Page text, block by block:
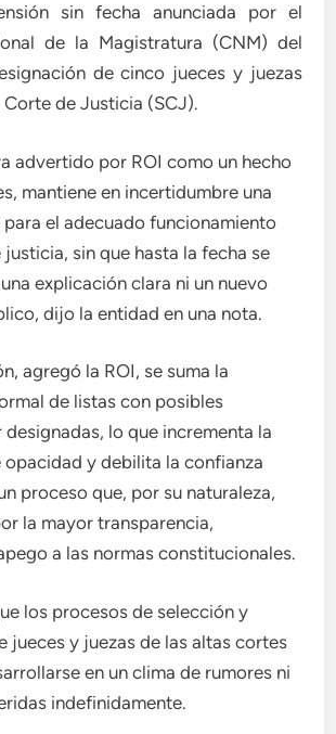
sin fecha anunciada por el
de la Magistratura (CNM) del
de cinco jueces y juezas
Corte de Justicia (SCJ).
advertido por ROI como un hecho
mantiene en incertidumbre una
el adecuado funcionamiento
sin que hasta la fecha se
explicación clara ni un nuevo
dijo la entidad en una nota.
agregó la ROI, se suma la
de listas con posibles
designadas, lo que incrementa la
y debilita la confianza
proceso que, por su naturaleza,
la mayor transparencia,
a las normas constitucionales.
los procesos de selección y
jueces y juezas de las altas cortes
en un clima de rumores ni
indefinidamente.